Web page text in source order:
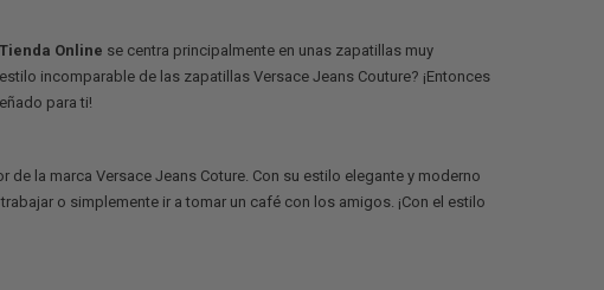
Tienda Online se centra principalmente en unas zapatillas muy
incomparable de las zapatillas Versace Jeans Couture? ¡Entonces
para ti!
la marca Versace Jeans Coture. Con su estilo elegante y moderno
o simplemente ir a tomar un café con los amigos. ¡Con el estilo